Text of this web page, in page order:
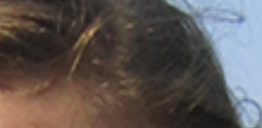
Hochschule Coburg
Regionalentwicklung
Entdecke die Region
Informationen für …